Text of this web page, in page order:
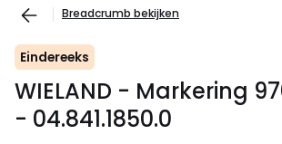
Breadcrumb bekijken
Eindereeks
WIELAND - Markering
- 04.841.1850.0